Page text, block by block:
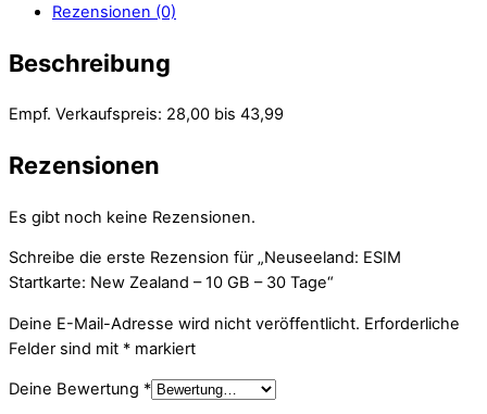
Rezensionen (0)
Beschreibung
Empf. Verkaufspreis: 28,00 bis 43,99
Rezensionen
Es gibt noch keine Rezensionen.
Schreibe die erste Rezension für „Neuseeland: ESIM
Startkarte: New Zealand – 10 GB – 30 Tage“
Deine E-Mail-Adresse wird nicht veröffentlicht. Erforderliche
Felder sind mit * markiert
Deine Bewertung *